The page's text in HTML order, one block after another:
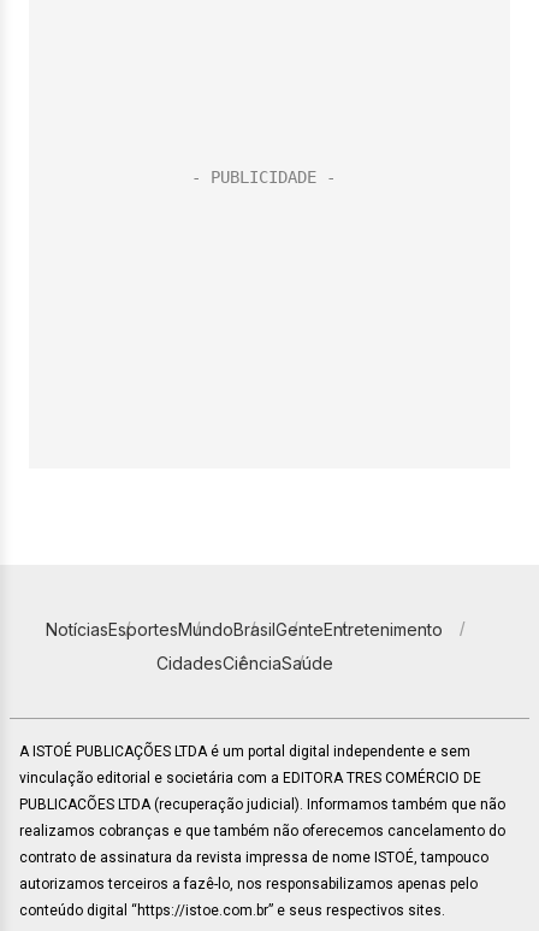
NotíciasEsportesMundoBrasilGenteEntretenimento
CidadesCiênciaSaúde
A ISTOÉ PUBLICAÇÕES LTDA é um portal digital independente e sem
vinculação editorial e societária com a EDITORA TRES COMÉRCIO DE
PUBLICACÕES LTDA (recuperação judicial). Informamos também que não
realizamos cobranças e que também não oferecemos cancelamento do
contrato de assinatura da revista impressa de nome ISTOÉ, tampouco
autorizamos terceiros a fazê-lo, nos responsabilizamos apenas pelo
conteúdo digital “https://istoe.com.br” e seus respectivos sites.